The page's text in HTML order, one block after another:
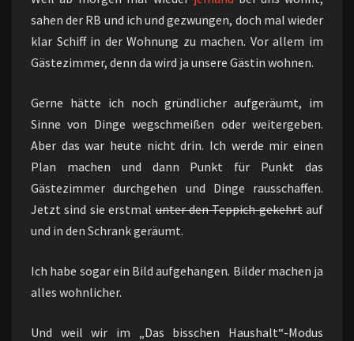
sahen der RB und ich und gezwungen, doch mal wieder
klar Schiff in der Wohnung zu machen. Vor allem im
Gästezimmer, denn da wird ja unsere Gästin wohnen.
Gerne hätte ich noch gründlicher aufgeräumt, im
Sinne von Dinge wegschmeißen oder weitergeben.
Aber das war heute nicht drin. Ich werde mir einen
Plan machen und dann Punkt für Punkt das
Gästezimmer durchgehen und Dinge rausschaffen.
Jetzt sind sie erstmalunter den Teppich gekehrtauf
und in den Schrank geräumt.
Ich habe sogar ein Bild aufgehangen. Bilder machen ja
alles wohnlicher.
Und weil wir im „Das bisschen Haushalt“-Modus